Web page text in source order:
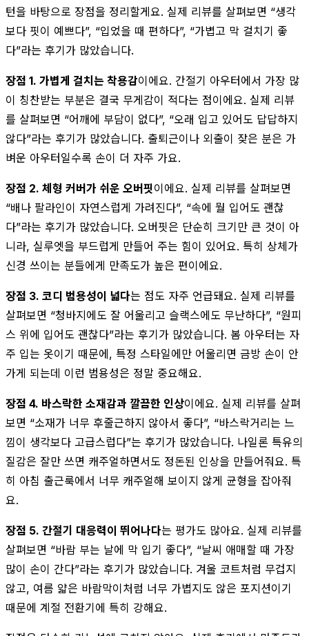
턴을 바탕으로 장점을 정리할게요. 실제 리뷰를 살펴보면 “생각
보다 핏이 예쁘다”, “입었을 때 편하다”, “가볍고 막 걸치기 좋
다”라는 후기가 많았습니다.
장점 1. 가볍게 걸치는 착용감이에요. 간절기 아우터에서 가장 많
이 칭찬받는 부분은 결국 무게감이 적다는 점이에요. 실제 리뷰
를 살펴보면 “어깨에 부담이 없다”, “오래 입고 있어도 답답하지
않다”라는 후기가 많았습니다. 출퇴근이나 외출이 잦은 분은 가
벼운 아우터일수록 손이 더 자주 가요.
장점 2. 체형 커버가 쉬운 오버핏이에요. 실제 리뷰를 살펴보면
“배나 팔라인이 자연스럽게 가려진다”, “속에 뭘 입어도 괜찮
다”라는 후기가 많았습니다. 오버핏은 단순히 크기만 큰 것이 아
니라, 실루엣을 부드럽게 만들어 주는 힘이 있어요. 특히 상체가
신경 쓰이는 분들에게 만족도가 높은 편이에요.
장점 3. 코디 범용성이 넓다는 점도 자주 언급돼요. 실제 리뷰를
살펴보면 “청바지에도 잘 어울리고 슬랙스에도 무난하다”, “원피
스 위에 입어도 괜찮다”라는 후기가 많았습니다. 봄 아우터는 자
주 입는 옷이기 때문에, 특정 스타일에만 어울리면 금방 손이 안
가게 되는데 이런 범용성은 정말 중요해요.
장점 4. 바스락한 소재감과 깔끔한 인상이에요. 실제 리뷰를 살펴
보면 “소재가 너무 후줄근하지 않아서 좋다”, “바스락거리는 느
낌이 생각보다 고급스럽다”는 후기가 많았습니다. 나일론 특유의
질감은 잘만 쓰면 캐주얼하면서도 정돈된 인상을 만들어줘요. 특
히 아침 출근룩에서 너무 캐주얼해 보이지 않게 균형을 잡아줘
요.
장점 5. 간절기 대응력이 뛰어나다는 평가도 많아요. 실제 리뷰를
살펴보면 “바람 부는 날에 막 입기 좋다”, “날씨 애매할 때 가장
많이 손이 간다”라는 후기가 많았습니다. 겨울 코트처럼 무겁지
않고, 여름 얇은 바람막이처럼 너무 가볍지도 않은 포지션이기
때문에 계절 전환기에 특히 강해요.